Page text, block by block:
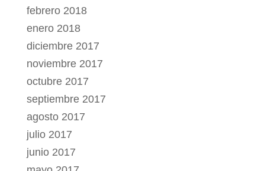
febrero 2018
enero 2018
diciembre 2017
noviembre 2017
octubre 2017
septiembre 2017
agosto 2017
julio 2017
junio 2017